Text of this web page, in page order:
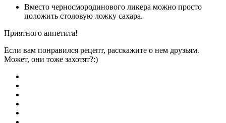
Вместо черносмородинового ликера можно просто
положить столовую ложку сахара.
Приятного аппетита!
Если вам понравился рецепт, расскажите о нем друзьям.
Может, они тоже захотят?:)